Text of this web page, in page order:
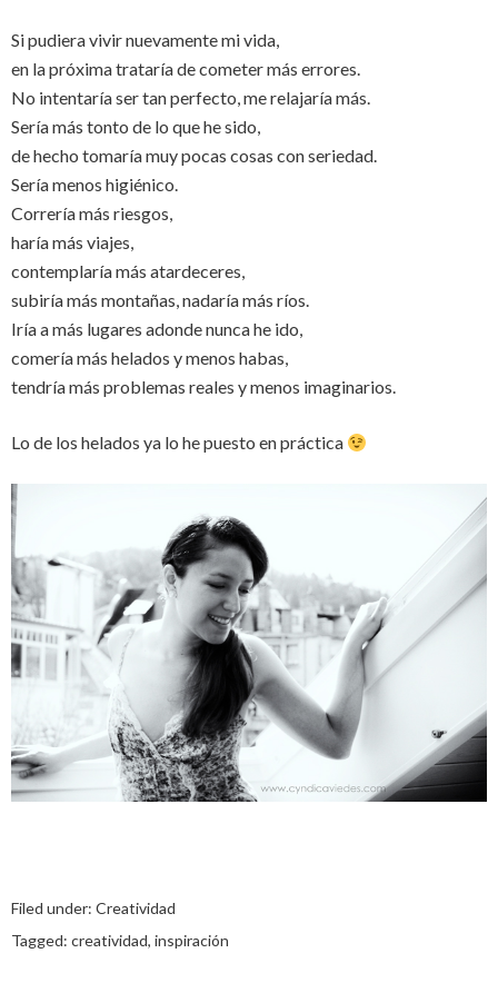
Si pudiera vivir nuevamente mi vida,
en la próxima trataría de cometer más errores.
No intentaría ser tan perfecto, me relajaría más.
Sería más tonto de lo que he sido,
de hecho tomaría muy pocas cosas con seriedad.
Sería menos higiénico.
Correría más riesgos,
haría más viajes,
contemplaría más atardeceres,
subiría más montañas, nadaría más ríos.
Iría a más lugares adonde nunca he ido,
comería más helados y menos habas,
tendría más problemas reales y menos imaginarios.
Lo de los helados ya lo he puesto en práctica
Filed under: Creatividad
Tagged: creatividad, inspiración